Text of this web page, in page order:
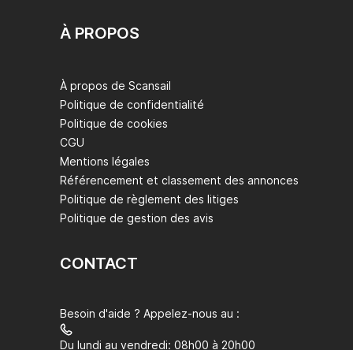
À PROPOS
À propos de Scansail
Politique de confidentialité
Politique de cookies
CGU
Mentions légales
Référencement et classement des annonces
Politique de règlement des litiges
Politique de gestion des avis
CONTACT
Besoin d'aide ? Appelez-nous au :
Du lundi au vendredi: 08h00 à 20h00